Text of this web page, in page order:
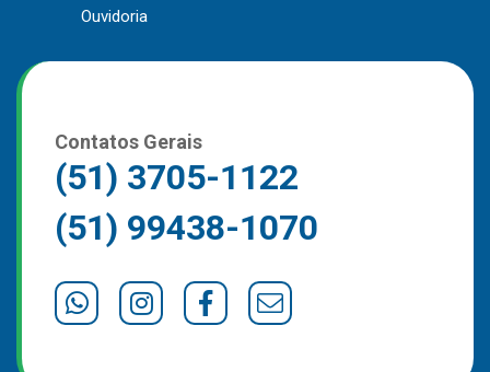
Contato
Página Inicial
Ouvidoria
Contatos Gerais
(51) 3705-1122
(51) 99438-1070